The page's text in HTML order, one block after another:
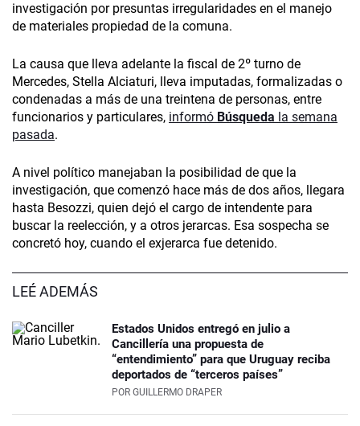
investigación por presuntas irregularidades en el manejo
de materiales propiedad de la comuna.
La causa que lleva adelante la fiscal de 2º turno de
Mercedes, Stella Alciaturi, lleva imputadas, formalizadas o
condenadas a más de una treintena de personas, entre
funcionarios y particulares, informó Búsqueda la semana
pasada.
A nivel político manejaban la posibilidad de que la
investigación, que comenzó hace más de dos años, llegara
hasta Besozzi, quien dejó el cargo de intendente para
buscar la reelección, y a otros jerarcas. Esa sospecha se
concretó hoy, cuando el exjerarca fue detenido.
LEÉ ADEMÁS
Estados Unidos entregó en julio a
Cancillería una propuesta de
“entendimiento” para que Uruguay reciba
deportados de “terceros países”
POR GUILLERMO DRAPER